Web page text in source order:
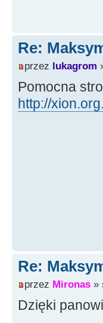
Re:
przez lukagrom
Pomocna
http://
Re:
przez Mironas »
Dzięki